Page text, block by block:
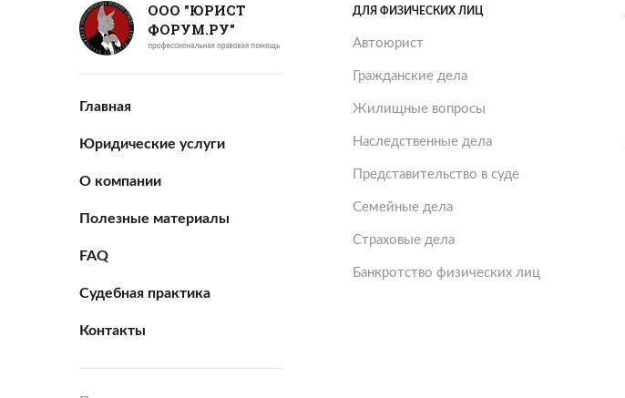
ООО "ЮРИСТ
ФОРУМ.РУ"
Главная
Юридические услуги
О компании
Полезные материалы
FAQ
Судебная практика
Контакты
ДЛЯ ФИЗИЧЕСКИХ ЛИЦ
Автоюрист
Гражданские дела
Жилищные вопросы
Наследственные дела
Представительство в суде
Семейные дела
Страховые дела
Банкротство физических лиц